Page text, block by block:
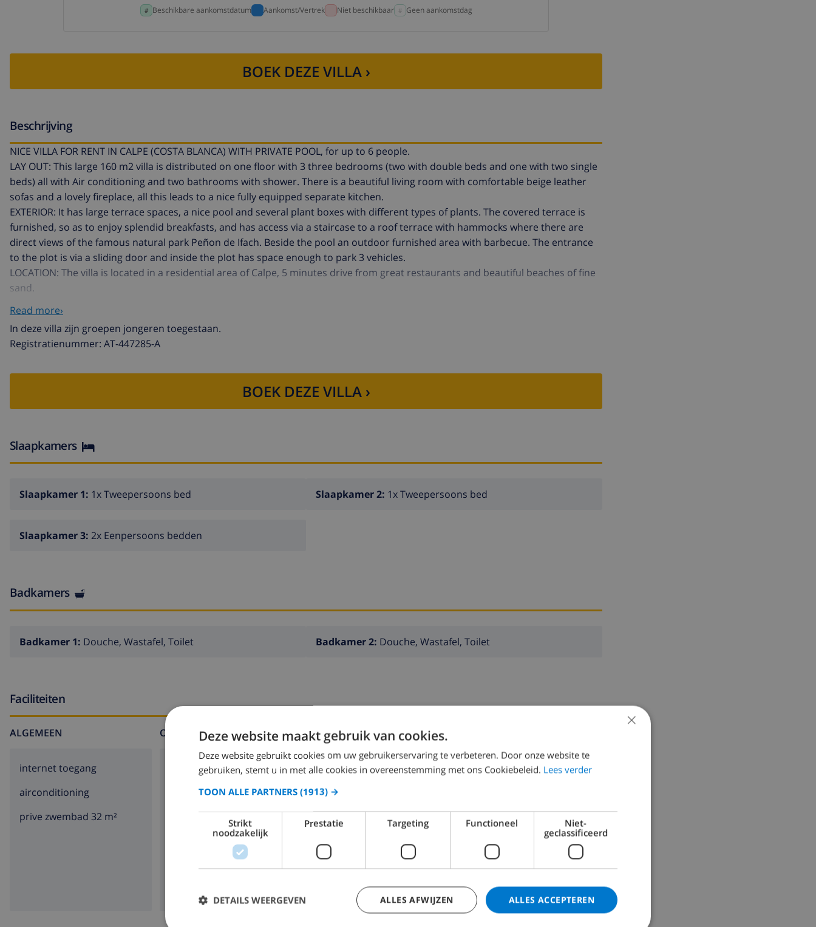
Beschikbare aankomstdatum Aankomst/Vertrek Niet beschikbaar Geen aankomstdag
BOEK DEZE VILLA ›
Beschrijving
NICE VILLA FOR RENT IN CALPE (COSTA BLANCA) WITH PRIVATE POOL, for up to 6 people.
LAY OUT: This large 160 m2 villa is distributed on one floor with 3 three bedrooms (two with double beds and one with two single
beds) all with Air conditioning and two bathrooms with shower. There is a beautiful living room with comfortable beige leather
sofas and a lovely fireplace, all this leads to a nice fully equipped separate kitchen.
EXTERIOR: It has large terrace spaces, a nice pool and several plant boxes with different types of plants. The covered terrace is
furnished, so as to enjoy splendid breakfasts, and has access via a staircase to a roof terrace with hammocks where there are
direct views of the famous natural park Peñon de Ifach. Beside the pool an outdoor furnished area with barbecue. The entrance
to the plot is via a sliding door and inside the plot has space enough to park 3 vehicles.
LOCATION: The villa is located in a residential area of Calpe, 5 minutes drive from great restaurants and beautiful beaches of fine
sand.
Read more›
In deze villa zijn groepen jongeren toegestaan.
Registratienummer: AT-447285-A
BOEK DEZE VILLA ›
Slaapkamers
Slaapkamer 1: 1x Tweepersoons bed Slaapkamer 2: 1x Tweepersoons bed
Slaapkamer 3: 2x Eenpersoons bedden
Badkamers
Badkamer 1: Douche, Wastafel, Toilet Badkamer 2: Douche, Wastafel, Toilet
Faciliteiten
ALGEMEEN
internet toegang
airconditioning
prive zwembad 32 m²
OP HET PERCEEL
garage
parkeerplaats
barbecue
KEUKEN
oven
magnetron
koelkast
wasmachine
openhaard
×
Deze website maakt gebruik van cookies.
Deze website gebruikt cookies om uw gebruikerservaring te verbeteren. Door onze website te
gebruiken, stemt u in met alle cookies in overeenstemming met ons Cookiebeleid. Lees verder
TOON ALLE PARTNERS (1913) →
Strikt
noodzakelijk
Prestatie Targeting Functioneel
Niet-
geclassificeerd
ALLES ACCEPTEREN
ALLES AFWIJZEN
DETAILS WEERGEVEN